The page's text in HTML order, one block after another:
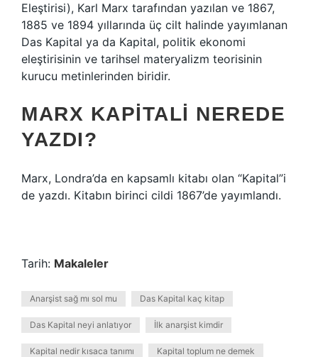
Eleştirisi), Karl Marx tarafından yazılan ve 1867,
1885 ve 1894 yıllarında üç cilt halinde yayımlanan
Das Kapital ya da Kapital, politik ekonomi
eleştirisinin ve tarihsel materyalizm teorisinin
kurucu metinlerinden biridir.
MARX KAPITALI NEREDE
YAZDI?
Marx, Londra’da en kapsamlı kitabı olan “Kapital”i
de yazdı. Kitabın birinci cildi 1867’de yayımlandı.
Tarih: Makaleler
Anarşist sağ mı sol mu Das Kapital kaç kitap
Das Kapital neyi anlatıyor İlk anarşist kimdir
Kapital nedir kısaca tanımı Kapital toplum ne demek